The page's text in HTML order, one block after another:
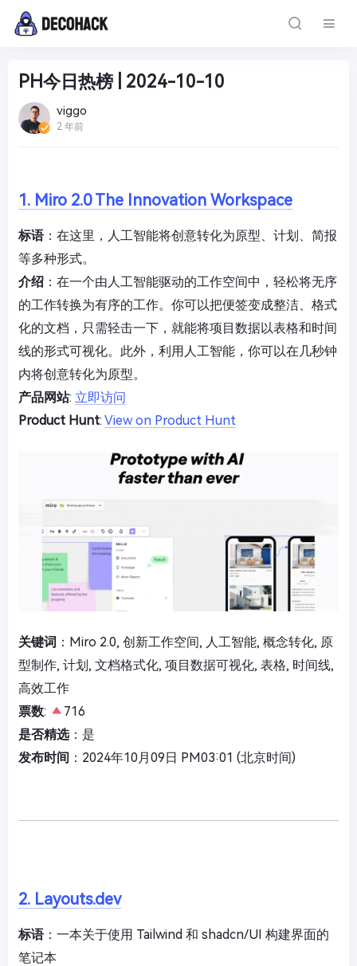
PH今日热榜 | 2024-10-10
viggo
2 年前
1. Miro 2.0 The Innovation Workspace
标语：在这里，人工智能将创意转化为原型、计划、简报
等多种形式。
介绍 ：在一个由人工智能驱动的工作空间中，轻松将无序
的工作转换为有序的工作。你可以把便签变成整洁、格式
化的文档，只需轻击一下，就能将项目数据以表格和时间
线的形式可视化。此外，利用人工智能，你可以在几秒钟
内将创意转化为原型。
产品网站: 立即访问
Product Hunt: View on Product Hunt
关键词 ：Miro 2.0, 创新工作空间, 人工智能, 概念转化, 原
型制作, 计划, 文档格式化, 项目数据可视化, 表格, 时间线,
高效工作
票数:
716
是否精选：是
发布时间 ：2024年10月09日 PM03:01 (北京时间)
2. Layouts.dev
标语：一本关于使用 Tailwind 和 shadcn/UI 构建界面的
笔记本